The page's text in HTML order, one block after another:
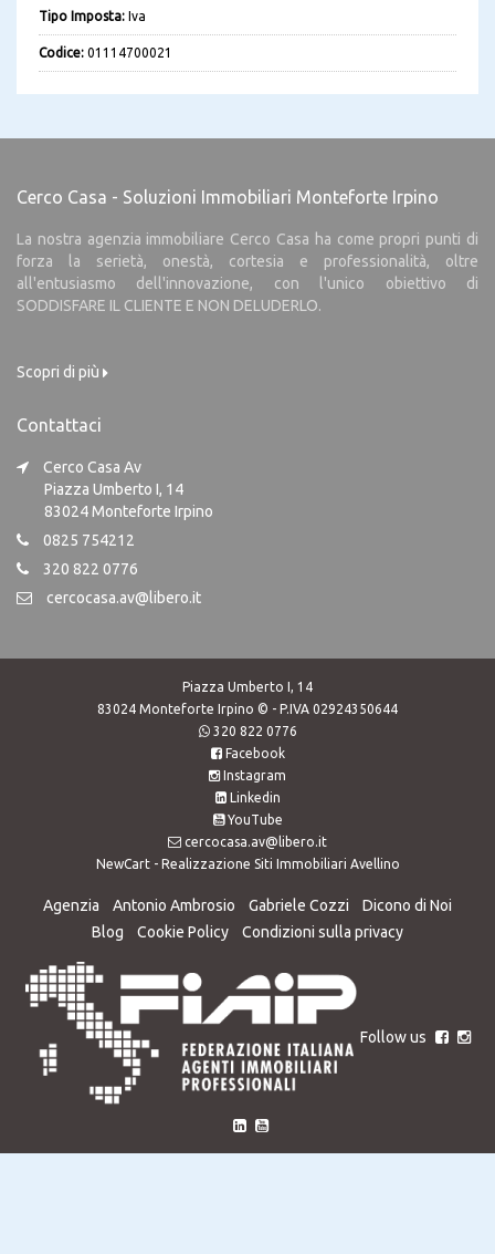
Tipo Imposta: Iva
Codice: 01114700021
Cerco Casa - Soluzioni Immobiliari Monteforte Irpino
La nostra agenzia immobiliare Cerco Casa ha come propri punti di
forza la serietà, onestà, cortesia e professionalità, oltre
all'entusiasmo dell'innovazione, con l'unico obiettivo di
SODDISFARE IL CLIENTE E NON DELUDERLO.
Scopri di più
Contattaci
Cerco Casa Av
Piazza Umberto I, 14
83024 Monteforte Irpino
0825 754212
320 822 0776
cercocasa.av@libero.it
Piazza Umberto I, 14
83024 Monteforte Irpino © - P.IVA 02924350644
320 822 0776
Facebook
Instagram
Linkedin
YouTube
cercocasa.av@libero.it
NewCart - Realizzazione Siti Immobiliari Avellino
Agenzia Antonio Ambrosio Gabriele Cozzi
Dicono di Noi
Blog
Cookie Policy Condizioni sulla privacy
Follow us